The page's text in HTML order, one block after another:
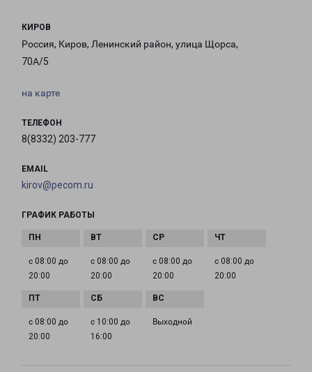
КИРОВ
Россия, Киров, Ленинский район, улица Щорса,
70А/5
на карте
ТЕЛЕФОН
8(8332) 203-777
EMAIL
kirov@pecom.ru
ГРАФИК РАБОТЫ
с 08:00 до
20:00
с 08:00 до
20:00
с 08:00 до
20:00
с 08:00 до
20:00
с 08:00 до
20:00
с 10:00 до
16:00
Выходной